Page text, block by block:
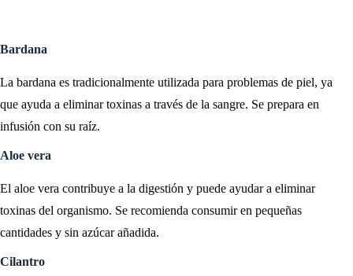
Bardana
La bardana es tradicionalmente utilizada para problemas de piel, ya
que ayuda a eliminar toxinas a través de la sangre. Se prepara en
infusión con su raíz.
Aloe vera
El aloe vera contribuye a la digestión y puede ayudar a eliminar
toxinas del organismo. Se recomienda consumir en pequeñas
cantidades y sin azúcar añadida.
Cilantro